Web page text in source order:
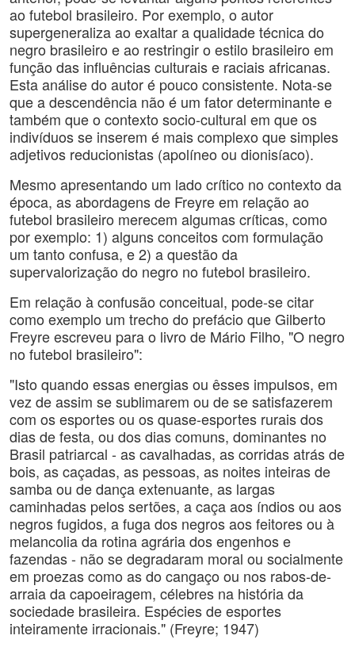
ao futebol brasileiro. Por exemplo, o autor
supergeneraliza ao exaltar a qualidade técnica do
negro brasileiro e ao restringir o estilo brasileiro em
função das influências culturais e raciais africanas.
Esta análise do autor é pouco consistente. Nota-se
que a descendência não é um fator determinante e
também que o contexto socio-cultural em que os
indivíduos se inserem é mais complexo que simples
adjetivos reducionistas (apolíneo ou dionisíaco).
Mesmo apresentando um lado crítico no contexto da
época, as abordagens de Freyre em relação ao
futebol brasileiro merecem algumas críticas, como
por exemplo: 1) alguns conceitos com formulação
um tanto confusa, e 2) a questão da
supervalorização do negro no futebol brasileiro.
Em relação à confusão conceitual, pode-se citar
como exemplo um trecho do prefácio que Gilberto
Freyre escreveu para o livro de Mário Filho, "O negro
no futebol brasileiro":
"Isto quando essas energias ou êsses impulsos, em
vez de assim se sublimarem ou de se satisfazerem
com os esportes ou os quase-esportes rurais dos
dias de festa, ou dos dias comuns, dominantes no
Brasil patriarcal - as cavalhadas, as corridas atrás de
bois, as caçadas, as pessoas, as noites inteiras de
samba ou de dança extenuante, as largas
caminhadas pelos sertões, a caça aos índios ou aos
negros fugidos, a fuga dos negros aos feitores ou à
melancolia da rotina agrária dos engenhos e
fazendas - não se degradaram moral ou socialmente
em proezas como as do cangaço ou nos rabos-de-
arraia da capoeiragem, célebres na história da
sociedade brasileira. Espécies de esportes
inteiramente irracionais." (Freyre; 1947)